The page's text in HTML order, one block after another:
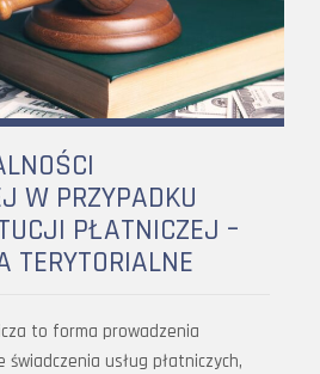
W PRZYPADKU
PŁATNICZEJ –
TERYTORIALNE
to forma prowadzenia
świadczenia usług płatniczych,